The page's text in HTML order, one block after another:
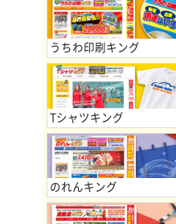
うちわ印刷キング
Tシャツキング
のれんキング